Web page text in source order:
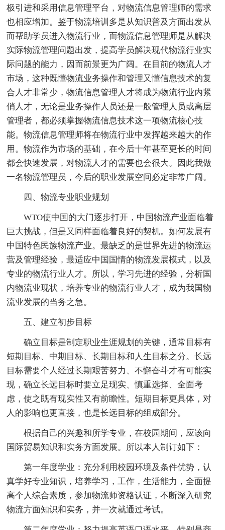
极引进和采用信息管理平台，对物流信息管理师的需求
也相应增加。鉴于物流培训多是从知识普及方面出发从
而帮助学员进入物流行业，而物流信息管理师是从解决
实际物流管理问题出发，提高学员解决现代物流行业实
际问题的能力，因而前景更为广阔。在目前的物流人才
市场，这种既懂物流业务操作和管理又懂信息技术的复
合人才非常少，物流信息管理人才将成为物流行业内紧
俏人才，无论是业务操作人员还是一般管理人员或高层
管理者，都必须掌握物流信息技术这一项物流核心技
能。物流信息管理师将在物流行业中发挥越来越大的作
用。物流作为市场的基础，在今后十年甚至更长的时间
都会快速发展，对物流人才的需要也会很大。因此我做
一名物流管理员，今后的职业发展空间必定非常广阔。
四、物流专业职业规划
WTO使中国的大门逐步打开，中国物流产业面临着
巨大挑战，但是又同样面临着良好的契机。如何发展有
中国特色民族物流产业。最缺乏的是世界先进的物流运
营及管理经验，最适应中国国情的物流发展模式，以及
专业的物流行业人才。所以，学习先进的经验，分析国
内物流业现状，培养专业的物流行业人才，成为我国物
流业发展的当务之急。
五、建立初步目标
确立目标是制定职业生涯规划的关键，通常目标有
短期目标、中期目标、长期目标和人生目标之分。长远
目标需要个人经过长期艰苦努力、不懈奋斗才有可能实
现，确立长远目标时要立足现实、慎重选择、全面考
虑，使之既有现实性又有前瞻性。短期目标更具体，对
人的影响也更直接，也是长远目标的组成部分。
根据自己的兴趣和所学专业，在校园期间，应该向
国际贸易知识和实务方面发展。所以本人制订如下：
第一年度学业：充分利用校园环境及条件优势，认
真学好专业知识，培养学习，工作，生活能力，全面提
高个人综合素质，参加物流师资格认证，不断深入研究
物流方面知识和实务，并一次就通过考试。